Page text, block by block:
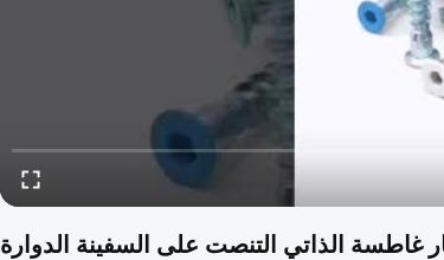
الذاتي التنصت على السفينة الدوارة